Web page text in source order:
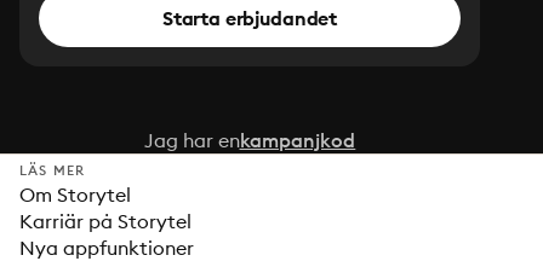
Starta erbjudandet
Jag har enkampanjkod
LÄS MER
Om Storytel
Karriär på Storytel
Nya appfunktioner